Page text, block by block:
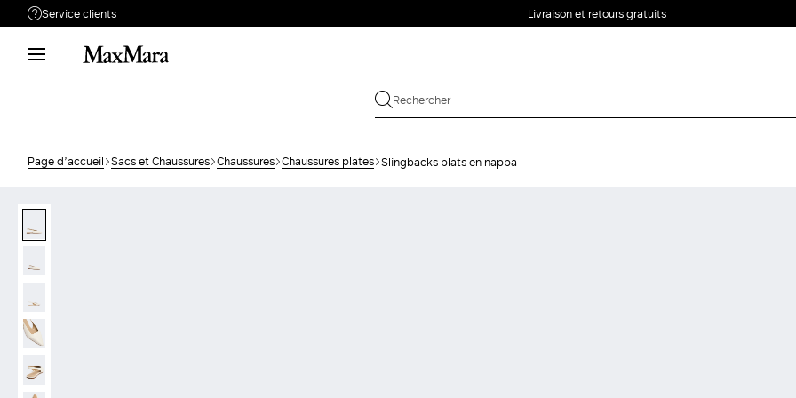
Service clients
Besoin de support ?
Téléphone : LUN / VEN 9 - 18
demande
Livraison et retours gratuits
Page d’accueil Sacs et Chaussures Chaussures Chaussures plates Slingbacks plats en nappa